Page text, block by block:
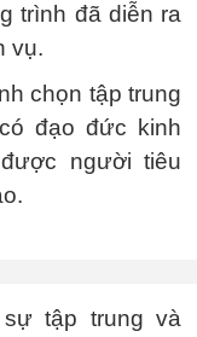
trình đã diễn ra
vụ.
chọn tập trung
đạo đức kinh
người tiêu
tập trung và